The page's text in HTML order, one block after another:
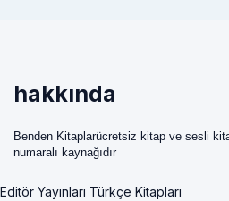
hakkında
Benden Kitaplarücretsiz kitap ve sesli
numaralı kaynağıdır
Editör Yayınları Türkçe Kitapları